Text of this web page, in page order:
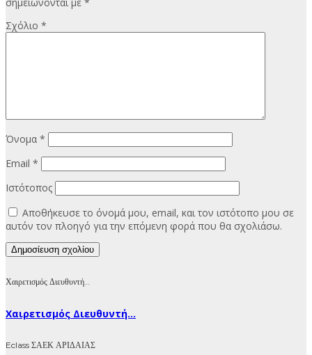
Σχόλιο *
Όνομα *
Email *
Ιστότοπος
Αποθήκευσε το όνομά μου, email, και τον ιστότοπο μου σε
αυτόν τον πλοηγό για την επόμενη φορά που θα σχολιάσω.
Χαιρετισμός Διευθυντή…
Χαιρετισμός Διευθυντή...
Eclass ΣΑΕΚ ΑΡΙΔΑΙΑΣ